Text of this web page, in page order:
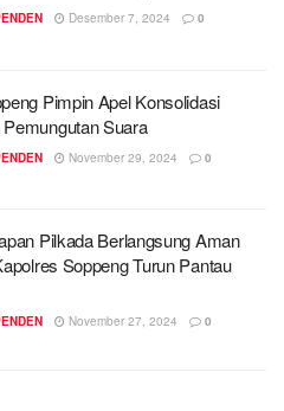
Desember 7, 2024 0
Pimpin Apel Konsolidasi
Suara
November 29, 2024 0
Pilkada Berlangsung Aman
Soppeng Turun Pantau
November 27, 2024 0